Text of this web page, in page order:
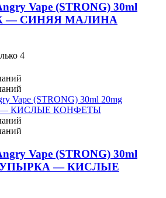
Vape (STRONG) 30ml
— СИНЯЯ МАЛИНА
4
Vape (STRONG) 30ml
— КИСЛЫЕ